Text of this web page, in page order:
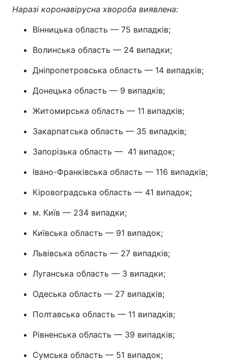
Наразі коронавірусна хвороба виявлена:
Вінницька область — 75 випадків;
Волинська область — 24 випадки;
Дніпропетровська область — 14 випадків;
Донецька область — 9 випадків;
Житомирська область — 11 випадків;
Закарпатська область — 35 випадків;
Запорізька область — 41 випадок;
Івано-Франківська область — 116 випадків;
Кіровоградська область — 41 випадок;
м. Київ — 234 випадки;
Київська область — 91 випадок;
Львівська область — 27 випадків;
Луганська область — 3 випадки;
Одеська область — 27 випадків;
Полтавська область — 11 випадків;
Рівненська область — 39 випадків;
Сумська область — 51 випадок;